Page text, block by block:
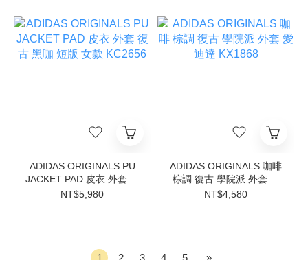
ADIDAS ORIGINALS PU
JACKET PAD 皮衣 外套 復
古 黑咖 短版 女款 KC2656
NT$5,980
ADIDAS ORIGINALS 咖啡
棕調 復古 學院派 外套 愛
迪達 KX1868
NT$4,580
1 2 3 4 5 »